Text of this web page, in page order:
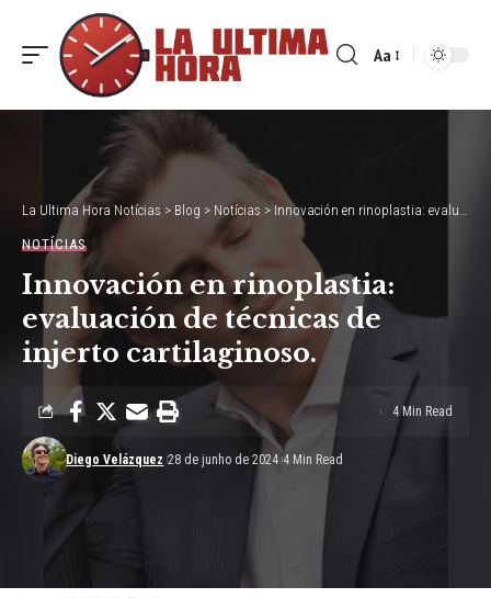
Font
Aa
La Ultima Hora Notícias > Blog > Notícias > Innovación en rinoplastia: evaluación de técnicas de injerto cartilaginoso.
NOTÍCIAS
Innovación en rinoplastia:
evaluación de técnicas de
injerto cartilaginoso.
Diego Velázquez 28 de junho de 2024 4 Min Read
4 Min Read